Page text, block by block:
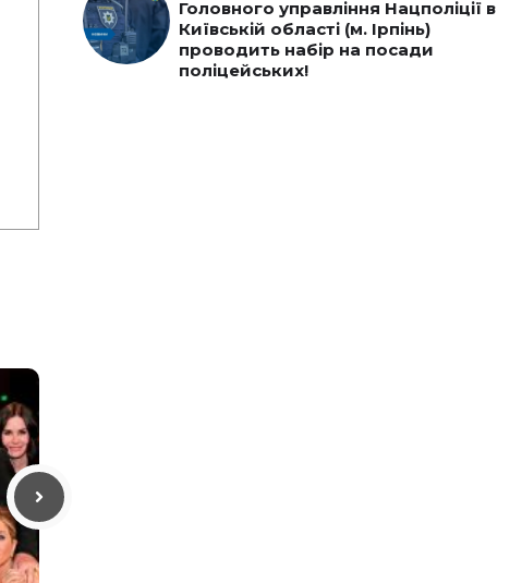
Головного управління Нацполіції в
Київській області (м. Ірпінь)
проводить набір на посади
поліцейських!